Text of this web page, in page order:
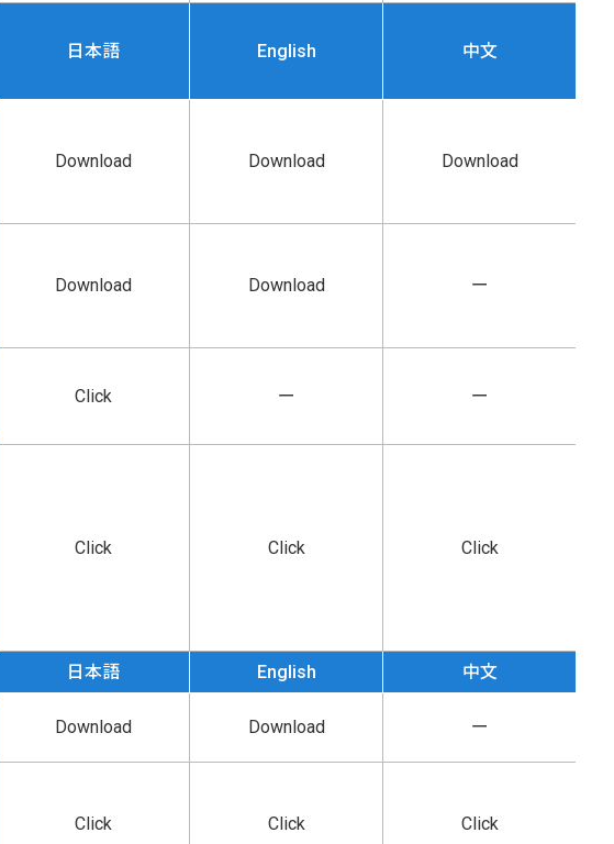
日本語 English 中文
Download Download Download
Download Download ー
Click ー ー
Click Click Click
日本語 English
中文
Download Download ー
Click Click Click